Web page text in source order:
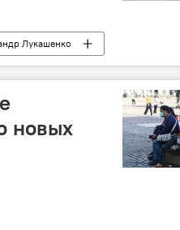
Лукашенко
новых